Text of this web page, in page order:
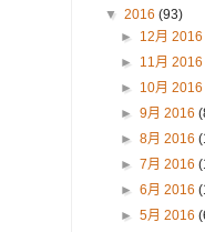
▼ 2016 (93)
► 12月
► 11月
► 10月
►9月 2016
►8月 2016
►7月 2016
►6月 2016
►5月 2016